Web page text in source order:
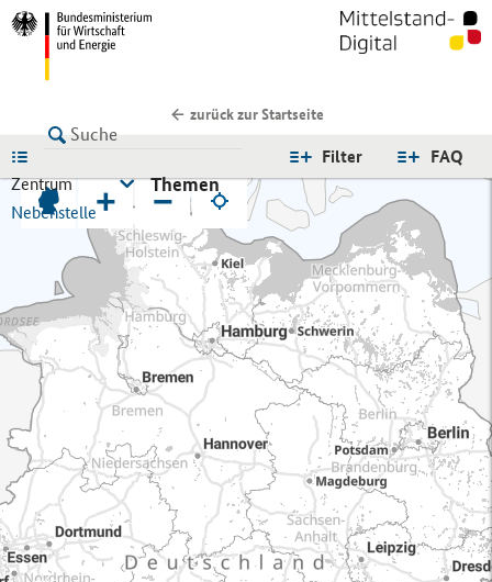
zurück zur Startseite
FAQ
Filter
Zentrum
Nebenstelle
Themen
+ −